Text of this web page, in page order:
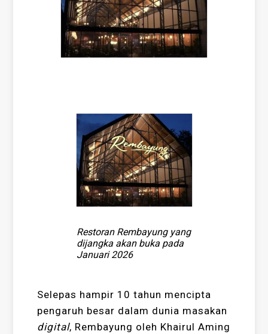
Restoran Rembayung yang
dijangka akan buka pada
Januari 2026
Selepas hampir 10 tahun mencipta
pengaruh besar dalam dunia masakan
digital, Rembayung oleh Khairul Aming